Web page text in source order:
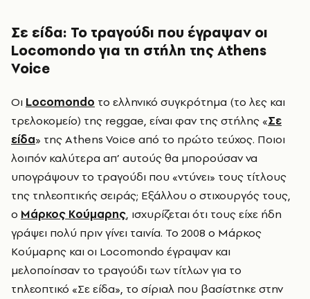
Σε είδα: Το τραγούδι που έγραψαν οι
Locomondo για τη στήλη της Athens
Voice
Oι Locomondo τo ελληνικό συγκρότημα (το λες και
τρελοκομείο) της reggae, είναι φαν της στήλης «Σε
είδα» της Athens Voice από το πρώτο τεύχος. Ποιοι
λοιπόν καλύτερα απ’ αυτούς θα μπορούσαν να
υπογράψουν το τραγούδι που «ντύνει» τους τίτλους
της τηλεοπτικής σειράς; Eξάλλου ο στιχουργός τους,
ο Mάρκος Kούμαρης, ισχυρίζεται ότι τους είχε ήδη
γράψει πολύ πριν γίνει ταινία. To 2008 o Μάρκος
Κούμαρης και οι Locomondo έγραψαν και
μελοποίησαν το τραγούδι των τίτλων για το
τηλεοπτικό «Σε είδα», το σίριαλ που βασίστηκε στην